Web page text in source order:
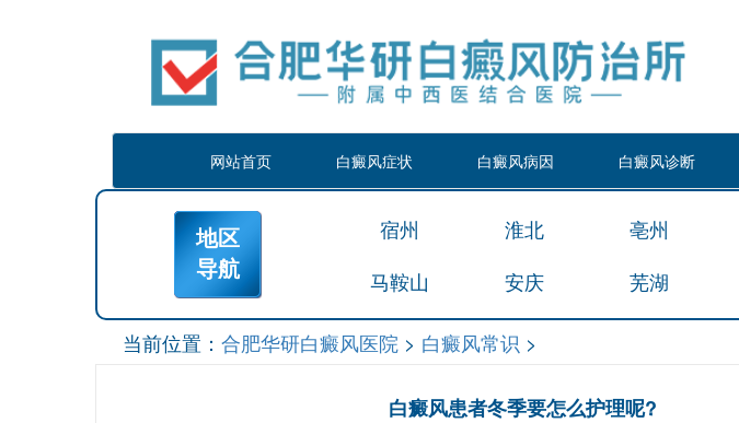
网站首页 白癜风症状 白癜风病因 白癜风诊断
地区
导航
宿州 淮北 亳州
马鞍山
安庆 芜湖
当前位置： 合肥华研白癜风医院 > 白癜风常识 >
白癜风患者冬季要怎么护理呢?